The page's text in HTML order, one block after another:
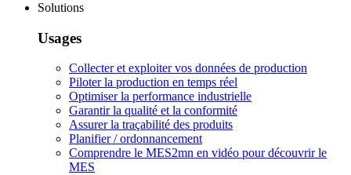
Solutions
Usages
Collecter et exploiter vos données de production
Piloter la production en temps réel
Optimiser la performance industrielle
Garantir la qualité et la conformité
Assurer la traçabilité des produits
Planifier / ordonnancement
Comprendre le MES2mn en vidéo pour découvrir le
MES